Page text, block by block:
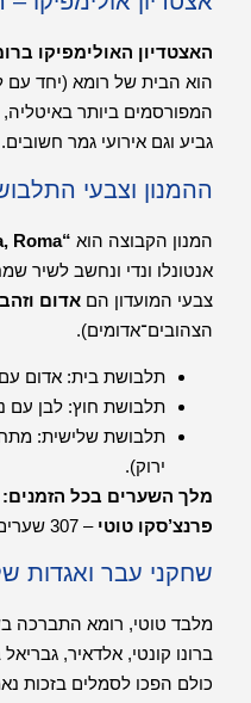
האצטדיון האולימפיקו
הוא הבית של רומא (יחד עם
המפורסמים ביותר
גביע וגם אירועי גמר חשובים.
ההמנון וצבעי
המנון הקבוצה הוא “Roma, Roma, Roma
אנטונלו ונדי ונחשב לשיר
צבעי המועדון הם אדום וזהב
הצהובים־אדומים).
תלבושת בית: אדום
תלבושת חוץ: לבן עם
תלבושת שלישית:
ירוק).
מלך השערים בכל הזמנים:
פרנצ’סקו טוטי – 307 שערים רשמיים במדי רומא.
שחקני עבר ואגדות
מלבד טוטי, רומא התברכה
ברונו קונטי, אלדאיר,
כולם הפכו לסמלים בזכות